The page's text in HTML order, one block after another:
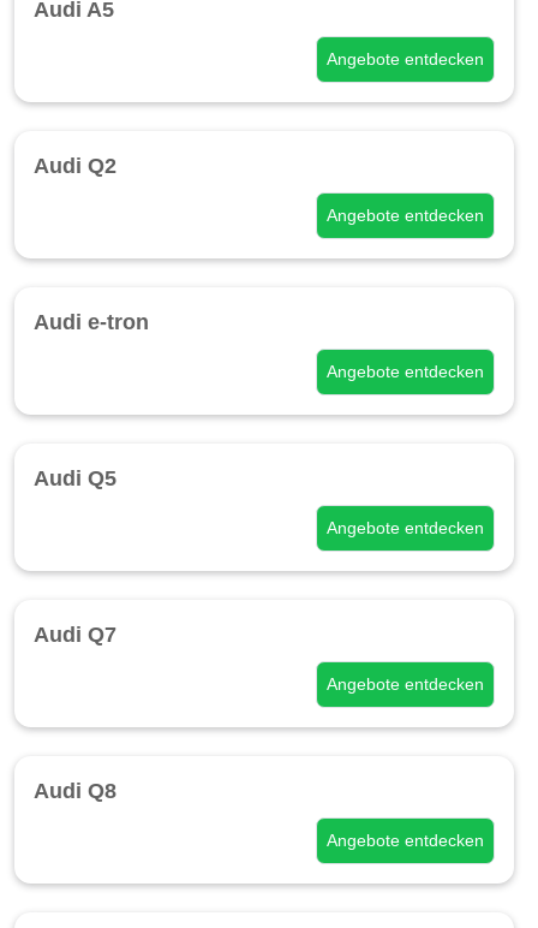
Audi A5
Angebote entdecken
Audi Q2
Angebote entdecken
Audi e-tron
Angebote entdecken
Audi Q5
Angebote entdecken
Audi Q7
Angebote entdecken
Audi Q8
Angebote entdecken